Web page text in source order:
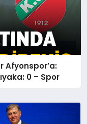
Afyonspor’a:
0 – Spor